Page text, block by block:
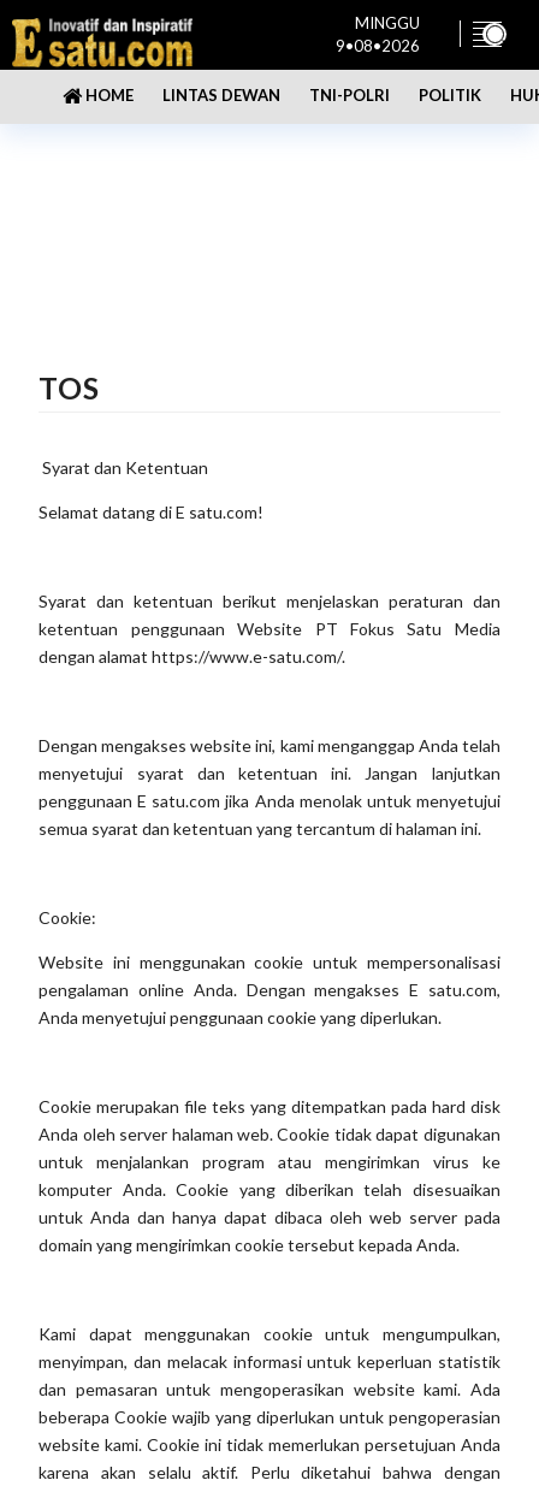
MINGGU
9•08•2026
HOME LINTAS DEWAN TNI-POLRI POLITIK
TOS
Syarat dan Ketentuan
Selamat datang di E satu.com!
Syarat dan ketentuan berikut menjelaskan peraturan dan
ketentuan penggunaan Website PT Fokus Satu Media
dengan alamat https://www.e-satu.com/.
Dengan mengakses website ini, kami menganggap Anda telah
menyetujui syarat dan ketentuan ini. Jangan lanjutkan
penggunaan E satu.com jika Anda menolak untuk menyetujui
semua syarat dan ketentuan yang tercantum di halaman ini.
Cookie:
Website ini menggunakan cookie untuk mempersonalisasi
pengalaman online Anda. Dengan mengakses E satu.com,
Anda menyetujui penggunaan cookie yang diperlukan.
Cookie merupakan file teks yang ditempatkan pada hard disk
Anda oleh server halaman web. Cookie tidak dapat digunakan
untuk menjalankan program atau mengirimkan virus ke
komputer Anda. Cookie yang diberikan telah disesuaikan
untuk Anda dan hanya dapat dibaca oleh web server pada
domain yang mengirimkan cookie tersebut kepada Anda.
Kami dapat menggunakan cookie untuk mengumpulkan,
menyimpan, dan melacak informasi untuk keperluan statistik
dan pemasaran untuk mengoperasikan website kami. Ada
beberapa Cookie wajib yang diperlukan untuk pengoperasian
website kami. Cookie ini tidak memerlukan persetujuan Anda
karena akan selalu aktif. Perlu diketahui bahwa dengan